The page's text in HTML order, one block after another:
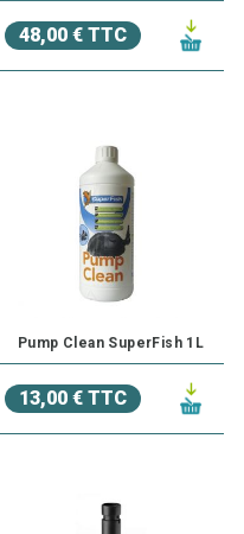
48,00 € TTC
Pump Clean SuperFish 1L
13,00 € TTC